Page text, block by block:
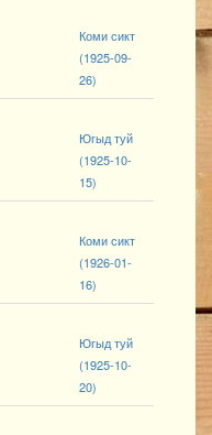
Коми сикт
(1925-09-
26)
Югыд туй
(1925-10-
15)
Коми сикт
(1926-01-
16)
Югыд туй
(1925-10-
20)